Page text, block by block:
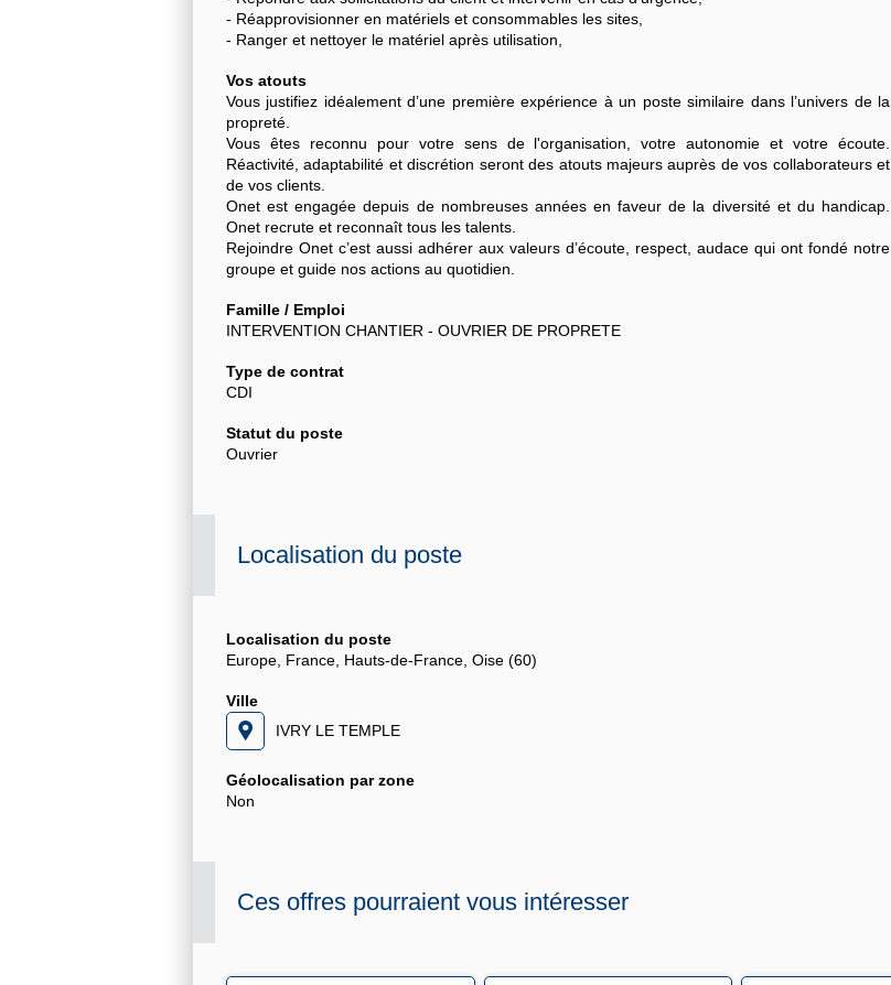
- Réapprovisionner en matériels et consommables les sites,
- Ranger et nettoyer le matériel après utilisation,
Vos atouts
Vous justifiez idéalement d’une première expérience à un poste similaire dans l’univers de la
propreté.
Vous êtes reconnu pour votre sens de l'organisation, votre autonomie et votre écoute.
Réactivité, adaptabilité et discrétion seront des atouts majeurs auprès de vos collaborateurs et
de vos clients.
Onet est engagée depuis de nombreuses années en faveur de la diversité et du handicap.
Onet recrute et reconnaît tous les talents.
Rejoindre Onet c’est aussi adhérer aux valeurs d’écoute, respect, audace qui ont fondé notre
groupe et guide nos actions au quotidien.
Famille / Emploi
INTERVENTION CHANTIER - OUVRIER DE PROPRETE
Type de contrat
CDI
Statut du poste
Ouvrier
Localisation du poste
Localisation du poste
Europe, France, Hauts-de-France, Oise (60)
Ville
IVRY LE TEMPLE
Géolocalisation par zone
Non
Ces offres pourraient vous intéresser